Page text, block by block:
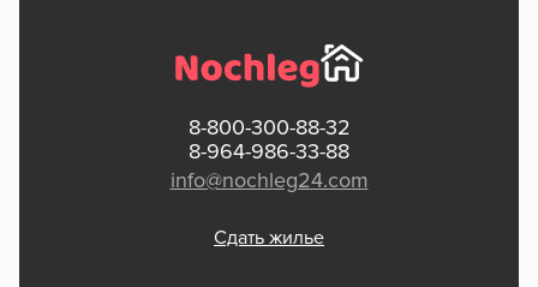
8-800-300-88-32
8-964-986-33-88
info@nochleg24.com
Сдать жилье